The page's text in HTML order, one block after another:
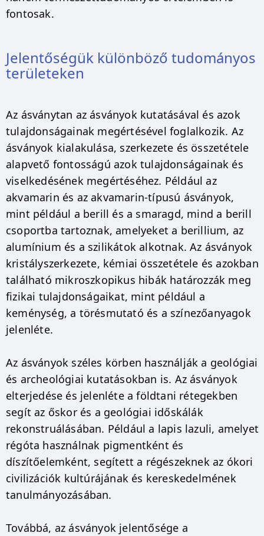
fontosak.
Jelentőségük különböző tudományos
területeken
Az ásványtan az ásványok kutatásával és azok
tulajdonságainak megértésével foglalkozik. Az
ásványok kialakulása, szerkezete és összetétele
alapvető fontosságú azok tulajdonságainak és
viselkedésének megértéséhez. Például az
akvamarin és az akvamarin-típusú ásványok,
mint például a berill és a smaragd, mind a berill
csoportba tartoznak, amelyeket a berillium, az
alumínium és a szilikátok alkotnak. Az ásványok
kristályszerkezete, kémiai összetétele és azokban
található mikroszkopikus hibák határozzák meg
fizikai tulajdonságaikat, mint például a
keménység, a törésmutató és a színezőanyagok
jelenléte.
Az ásványok széles körben használják a geológiai
és archeológiai kutatásokban is. Az ásványok
elterjedése és jelenléte a földtani rétegekben
segít az őskor és a geológiai időskálák
rekonstruálásában. Például a lapis lazuli, amelyet
régóta használnak pigmentként és
díszítőelemként, segített a régészeknek az ókori
civilizációk kultúrájának és kereskedelmének
tanulmányozásában.
Továbbá, az ásványok jelentősége a